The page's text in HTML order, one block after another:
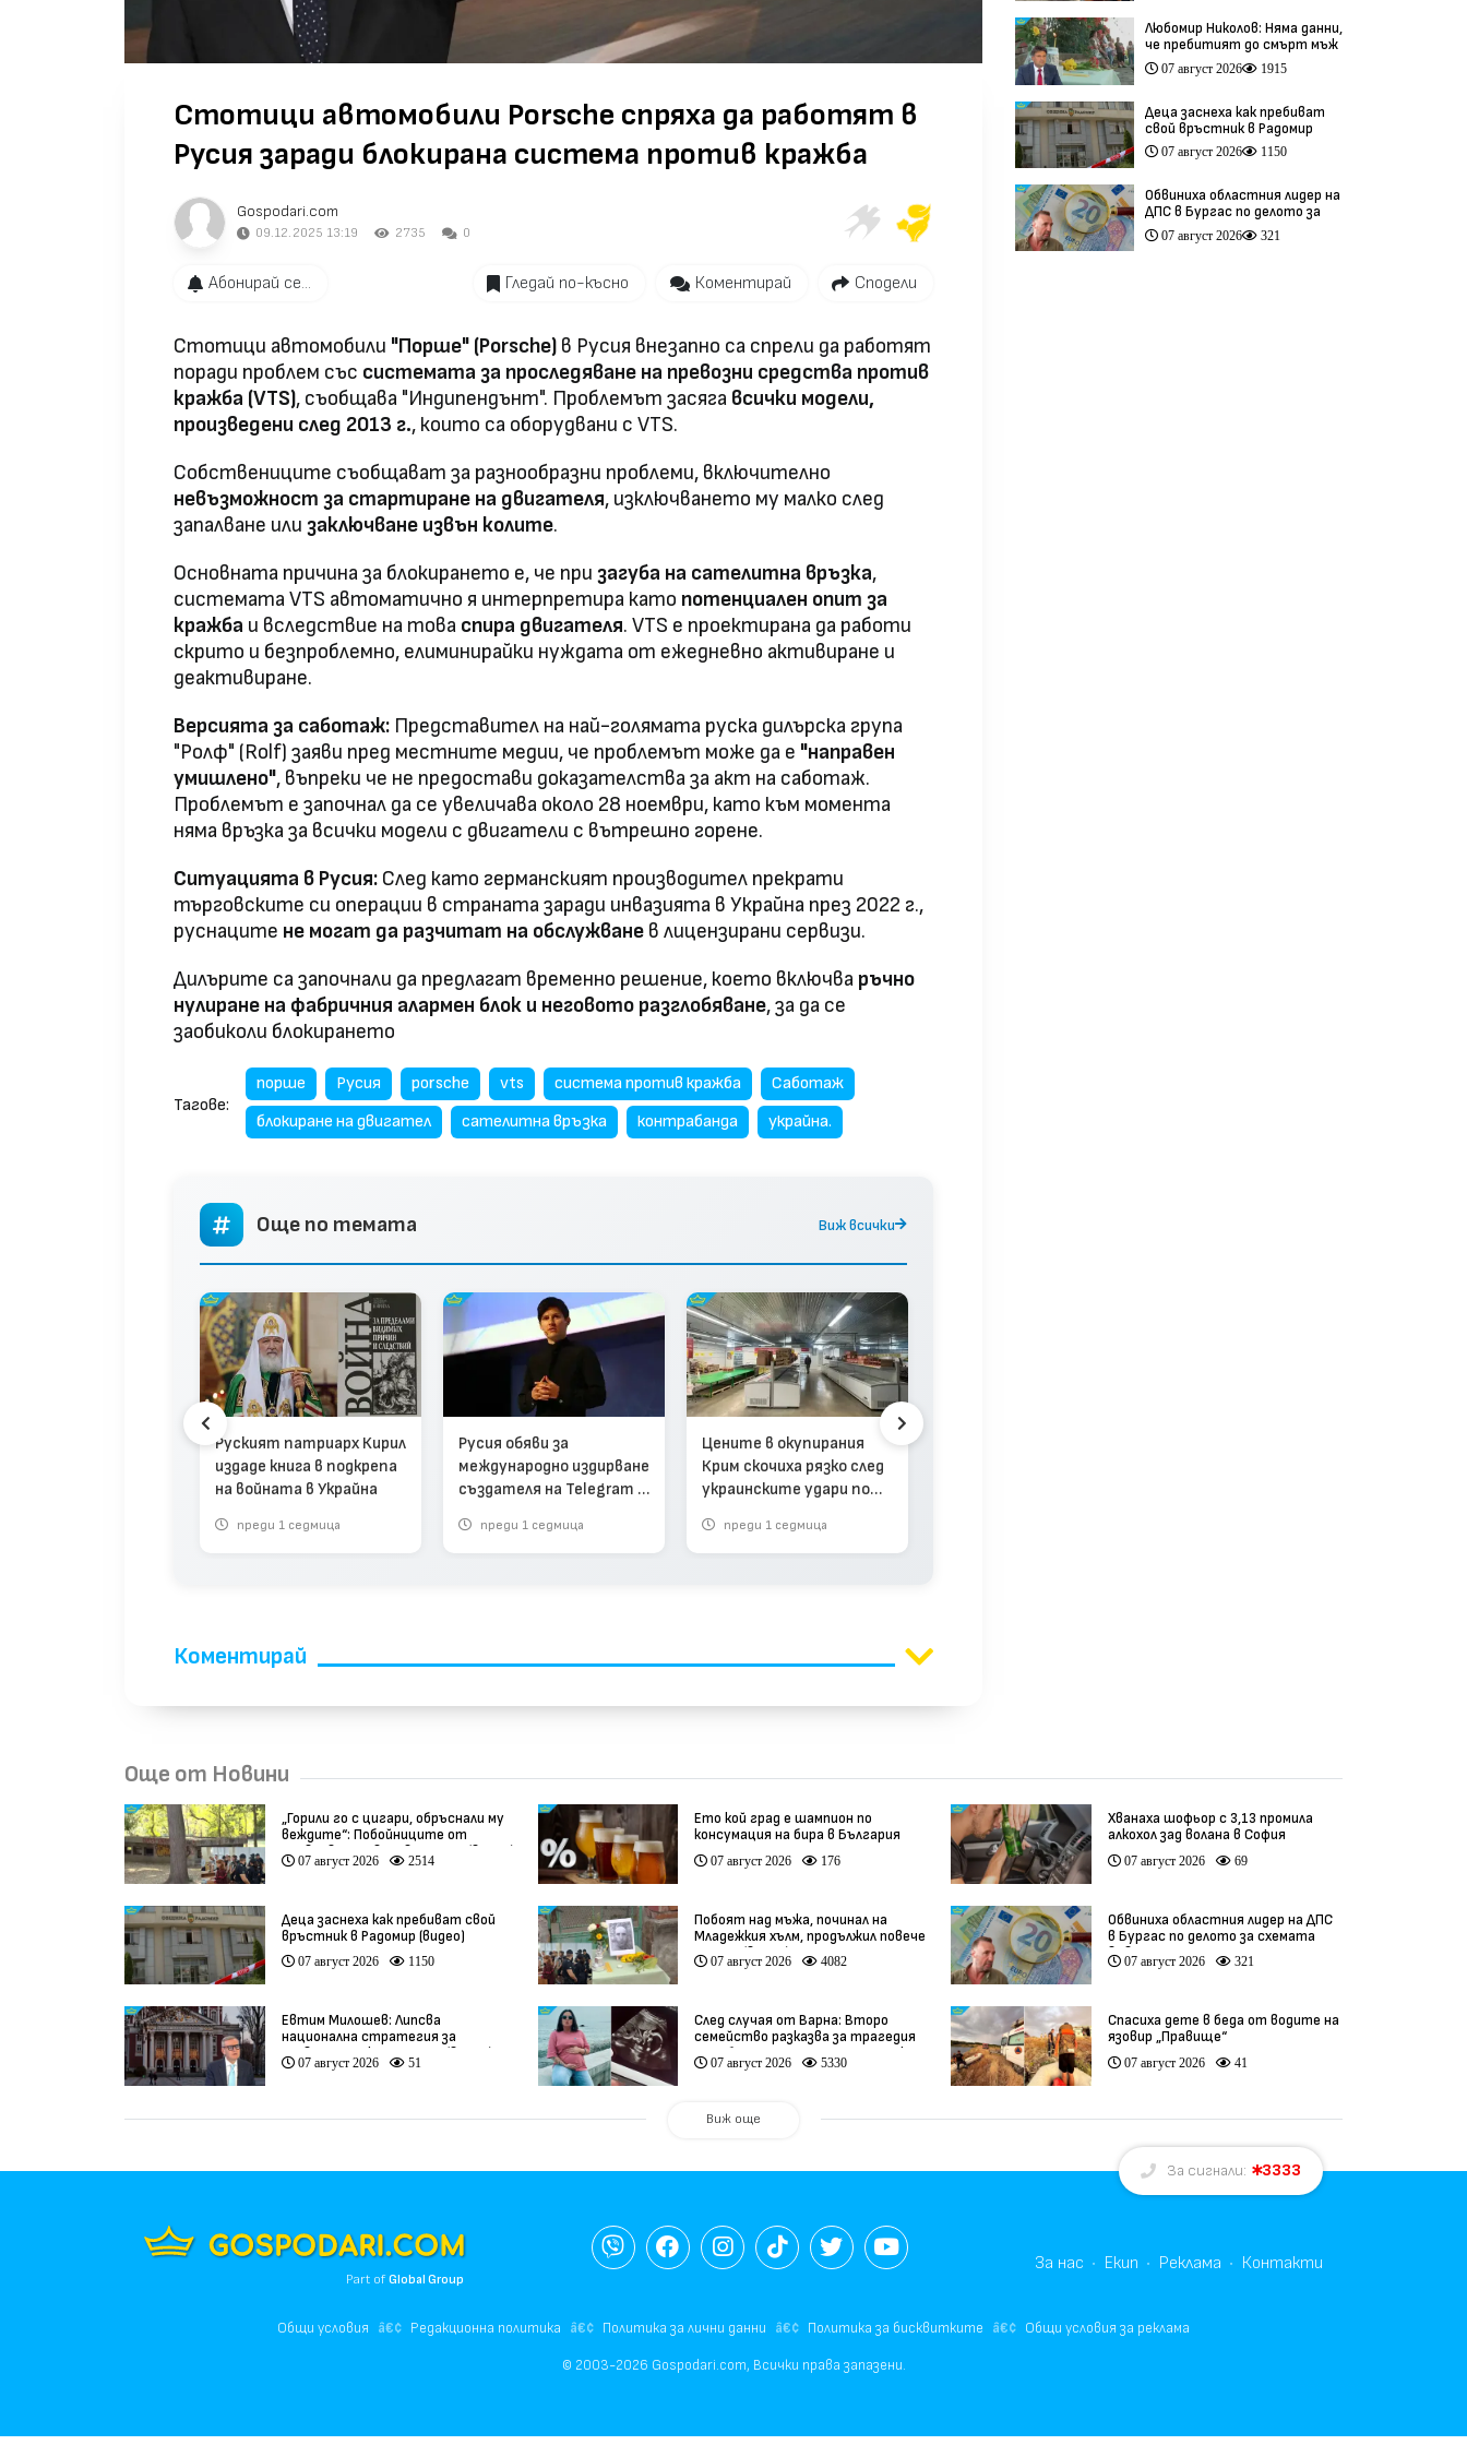
Стотици автомобили Porsche спряха да работят в
Русия заради блокирана система против кражба
Gospodari.com
09.12.2025 13:19 2735 0
Абонирай се... Гледай по-късно Коментирай Сподели
Стотици автомобили "Порше" (Porsche) в Русия внезапно са спрели да работят
поради проблем със системата за проследяване на превозни средства против
кражба (VTS), съобщава "Индипендънт". Проблемът засяга всички модели,
произведени след 2013 г., които са оборудвани с VTS.
Собствениците съобщават за разнообразни проблеми, включително
невъзможност за стартиране на двигателя, изключването му малко след
запалване или заключване извън колите.
Основната причина за блокирането е, че при загуба на сателитна връзка,
системата VTS автоматично я интерпретира като потенциален опит за
кражба и вследствие на това спира двигателя. VTS е проектирана да работи
скрито и безпроблемно, елиминирайки нуждата от ежедневно активиране и
деактивиране.
Версията за саботаж: Представител на най-голямата руска дилърска група
"Ролф" (Rolf) заяви пред местните медии, че проблемът може да е "направен
умишлено", въпреки че не предостави доказателства за акт на саботаж.
Проблемът е започнал да се увеличава около 28 ноември, като към момента
няма връзка за всички модели с двигатели с вътрешно горене.
Ситуацията в Русия: След като германският производител прекрати
търговските си операции в страната заради инвазията в Украйна през 2022 г.,
руснаците не могат да разчитат на обслужване в лицензирани сервизи.
Дилърите са започнали да предлагат временно решение, което включва ръчно
нулиране на фабричния алармен блок и неговото разглобяване, за да се
заобиколи блокирането
Тагове:
порше Русия porsche vts система против кражба
Саботаж
блокиране на двигател
сателитна връзка контрабанда украйна.
Още по темата Виж всички
Руският патриарх Кирил
издаде книга в подкрепа
на войната в Украйна
преди 1 седмица
Русия обяви за
международно издирване
създателя на Telegram -
преди 1 седмица
Цените в окупирания
Крим скочиха рязко след
украинските удари по
преди 1 седмица
Коментирай
Любомир Николов: Няма данни,
че пребитият до смърт мъж
в Пловдив е бил педофил
(видео)
07 август 2026 1915
Деца заснеха как пребиват
свой връстник в Радомир
(видео)07 август 2026 1150
Обвиниха областния лидер на
ДПС в Бургас по делото за
схемата във ВиК
07 август 2026 321
Още от Новини
„Горили го с цигари, обръснали му
веждите“: Побойниците от
Пловдив остават в ареста (видео)
07 август 2026 2514
Ето кой град е шампион по
консумация на бира в България
07 август 2026 176
Хванаха шофьор с 3,13 промила
алкохол зад волана в София
07 август 2026 69
Деца заснеха как пребиват свой
връстник в Радомир (видео)
07 август 2026 1150
Побоят над мъжа, починал на
Младежкия хълм, продължил повече
от час (видео)
07 август 2026 4082
Обвиниха областния лидер на ДПС
в Бургас по делото за схемата
във ВиК
07 август 2026 321
Евтим Милошев: Липсва
национална стратегия за
развитие на културата (видео)
07 август 2026 51
След случая от Варна: Второ
семейство разказва за трагедия
след бременност при същия лекар
(видео)
07 август 2026 5330
Спасиха дете в беда от водите на
язовир „Правище“
07 август 2026 41
Виж още
За сигнали: 3333
Part ofGlobal Group
За нас Екип Реклама Контакти
Общи условия Редакционна политика Политика за лични данни Политика за бисквитките Общи условия за реклама
© 2003-2026 Gospodari.com, Всички права запазени.